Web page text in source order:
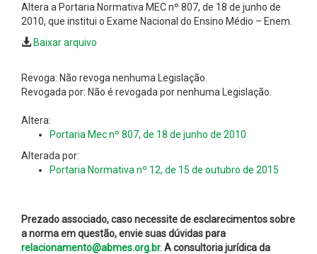
Altera a Portaria Normativa MEC nº 807, de 18 de junho de
2010, que institui o Exame Nacional do Ensino Médio – Enem.
Baixar arquivo
Revoga: Não revoga nenhuma Legislação.
Revogada por: Não é revogada por nenhuma Legislação.
Altera:
Portaria Mec nº 807, de 18 de junho de 2010
Alterada por:
Portaria Normativa nº 12, de 15 de outubro de 2015
Prezado associado, caso necessite de esclarecimentos sobre
a norma em questão, envie suas dúvidas para
relacionamento@abmes.org.br.A consultoria jurídica da